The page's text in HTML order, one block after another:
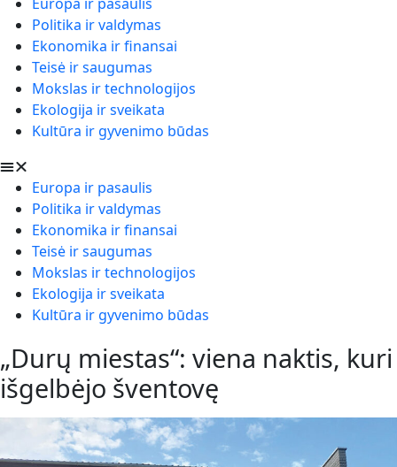
Politika ir valdymas
Ekonomika ir finansai
Teisė ir saugumas
Mokslas ir technologijos
Ekologija ir sveikata
Kultūra ir gyvenimo būdas
Europa ir pasaulis
Politika ir valdymas
Ekonomika ir finansai
Teisė ir saugumas
Mokslas ir technologijos
Ekologija ir sveikata
Kultūra ir gyvenimo būdas
„Durų miestas“: viena naktis, kuri
išgelbėjo šventovę